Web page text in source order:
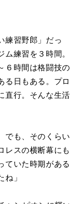
練習野郎」だっ
練習を３時間。
６時間は格闘技の
る日もある。プロ
直行。そんな生活
でも、そのくらい
レスの横断幕にも
ていた時期がある
」